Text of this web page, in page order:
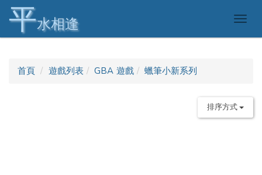
平水相逢
首頁 遊戲列表 GBA 遊戲 蠟筆小新系列
排序方式